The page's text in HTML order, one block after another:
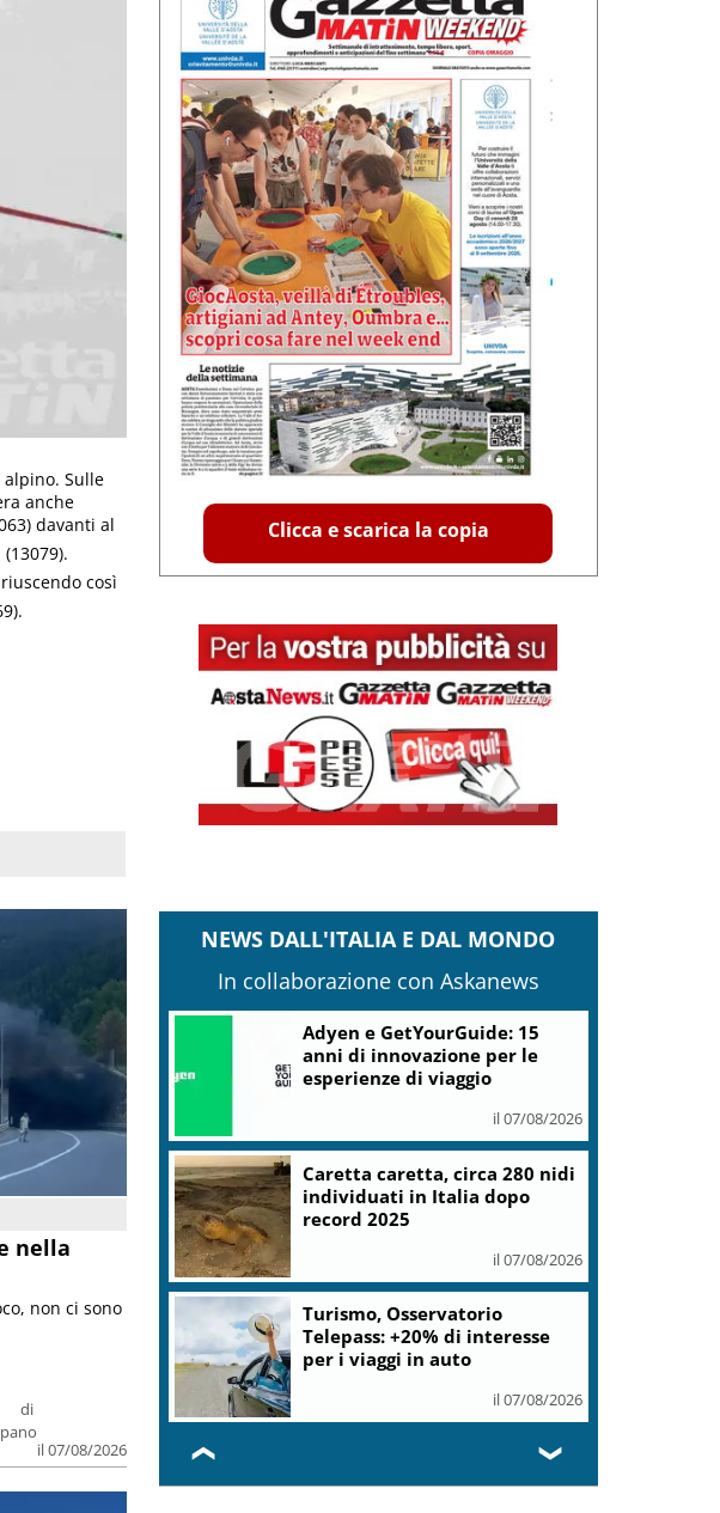
Sulle
anche
davanti al
così
nella
di
il 07/08/2026
non ci sono
Clicca e scarica la copia
NEWS DALL'ITALIA E DAL MONDO
In collaborazione con Askanews
Adyen e GetYourGuide: 15
anni di innovazione per le
esperienze di viaggio
il 07/08/2026
Caretta caretta, circa 280 nidi
individuati in Italia dopo
record 2025
il 07/08/2026
Turismo, Osservatorio
Telepass: +20% di interesse
per i viaggi in auto
il 07/08/2026
❮ ❯